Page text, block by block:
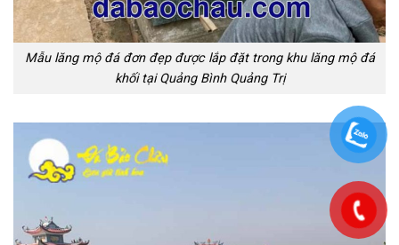
Mẫu lăng mộ đá đơn đẹp được lắp đặt trong khu lăng mộ đá
khối tại Quảng Bình Quảng Trị